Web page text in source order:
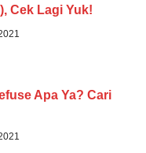
Cek Lagi Yuk!
Apa Ya? Cari